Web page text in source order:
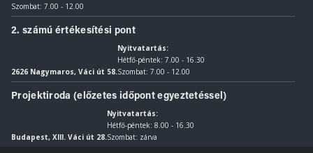
Szombat: 7.00 - 12.00
2. számú értékesítési pont
2626 Nagymaros, Váci út 58.
Nyitvatartás:
Hétfő-péntek: 7.00 - 16.30
Szombat: 7.00 - 12.00
Projektiroda (előzetes időpont egyeztetéssel)
Budapest, XIII. Váci út 28.
Nyitvatartás:
Hétfő-péntek: 8.00 - 16.30
Szombat: zárva